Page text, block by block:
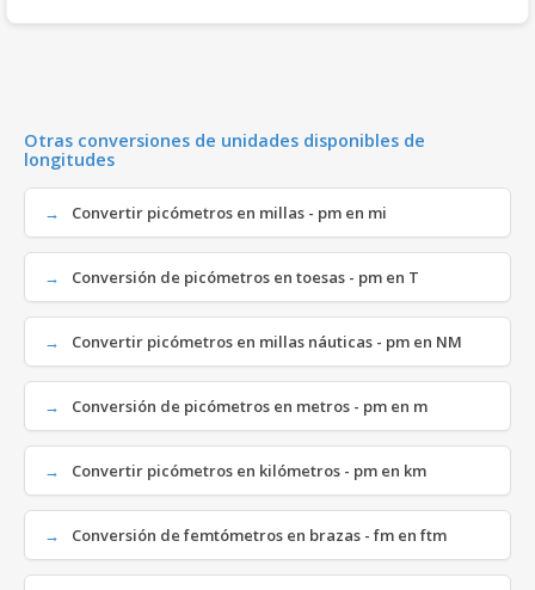
Otras conversiones de unidades disponibles de
longitudes
Convertir picómetros en millas - pm en mi
Conversión de picómetros en toesas - pm en T
Convertir picómetros en millas náuticas - pm en NM
Conversión de picómetros en metros - pm en m
Convertir picómetros en kilómetros - pm en km
Conversión de femtómetros en brazas - fm en ftm